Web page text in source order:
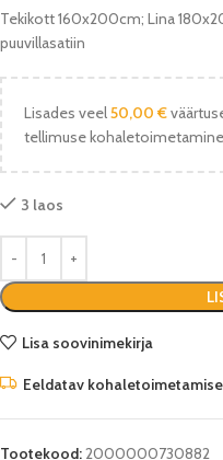
Tekikott 160x200cm; Lina
puuvillasatiin
Lisades veel50,00 €
tellimuse
3 laos
Lisa soovinimekirja
Eeldatav
Tootekood:2000000730882